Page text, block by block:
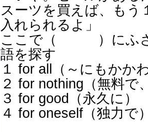
スーツを買えば、
入れられるよ」
ここで（ ）にふさ
語を探す
１ for all（～にもかか
２ for nothing（無料で
３ for good（永久に）
４ for oneself（独力で